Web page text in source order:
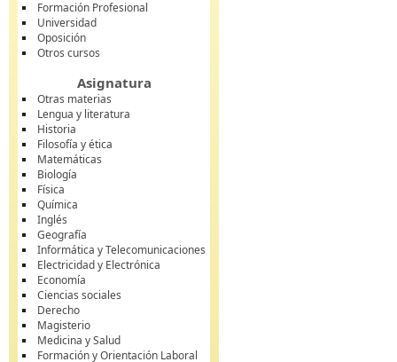
Formación Profesional
Universidad
Oposición
Otros cursos
Asignatura
Otras materias
Lengua y literatura
Historia
Filosofía y ética
Matemáticas
Biología
Física
Química
Inglés
Geografía
Informática y Telecomunicaciones
Electricidad y Electrónica
Economía
Ciencias sociales
Derecho
Magisterio
Medicina y Salud
Formación y Orientación Laboral